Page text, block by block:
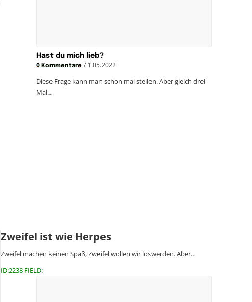
Hast du mich lieb?
0 Kommentare / 1.05.2022
Diese Frage kann man schon mal stellen. Aber gleich drei
Mal…
Zweifel ist wie Herpes
Zweifel machen keinen Spaß, Zweifel wollen wir loswerden. Aber…
ID:2238 FIELD: